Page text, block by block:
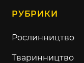
РУБРИКИ
Рослинництво
Тваринництво